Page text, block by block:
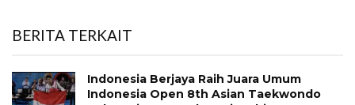
BERITA TERKAIT
Indonesia Berjaya Raih Juara Umum
Indonesia Open 8th Asian Taekwondo